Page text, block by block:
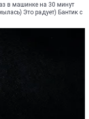
в машинке на 30 минут
Это радует) Бантик с